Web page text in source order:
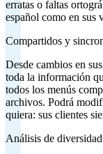
erratas o faltas
español como en sus
Compartidos y
Desde cambios en
toda la información
todos los menús
archivos. Podrá
quiera: sus clientes
Análisis de